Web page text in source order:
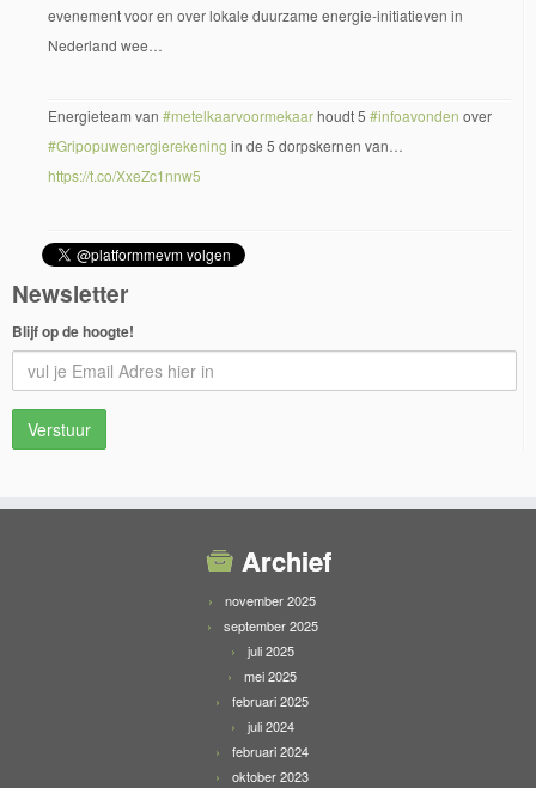
evenement voor en over lokale duurzame energie-initiatieven in
Nederland wee…
Energieteam van #metelkaarvoormekaarhoudt 5 #infoavonden over
#Gripopuwenergierekening in de 5 dorpskernen van…
https://t.co/XxeZc1nnw5
Newsletter
Blijf op de hoogte!
Archief
november 2025
september 2025
juli 2025
mei 2025
februari 2025
juli 2024
februari 2024
oktober 2023